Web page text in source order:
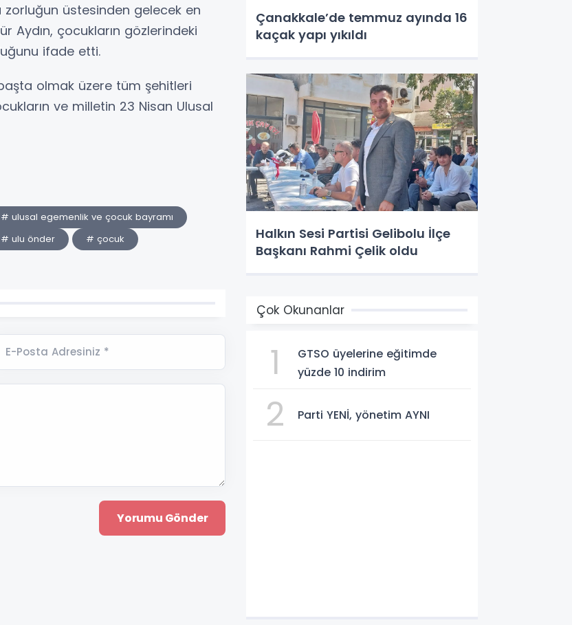
üstesinden gelecek en
çocukların gözlerindeki
ifade etti.
olmak üzere tüm şehitleri
ve milletin 23 Nisan Ulusal
# ulusal egemenlik ve çocuk bayramı
# ulu önder
# çocuk
E-Posta Adresiniz *
Çanakkale’de temmuz ayında 16
kaçak yapı yıkıldı
Halkın Sesi Partisi Gelibolu İlçe
Başkanı Rahmi Çelik oldu
Çok Okunanlar
1
GTSO üyelerine eğitimde
yüzde 10 indirim
2 Parti YENİ, yönetim AYNI